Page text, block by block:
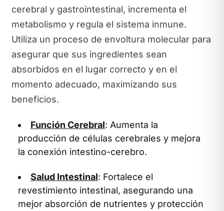
cerebral y gastrointestinal, incrementa el
metabolismo y regula el sistema inmune.
Utiliza un proceso de envoltura molecular para
asegurar que sus ingredientes sean
absorbidos en el lugar correcto y en el
momento adecuado, maximizando sus
beneficios.
Función Cerebral: Aumenta la
producción de células cerebrales y mejora
la conexión intestino-cerebro.
Salud Intestinal: Fortalece el
revestimiento intestinal, asegurando una
mejor absorción de nutrientes y protección